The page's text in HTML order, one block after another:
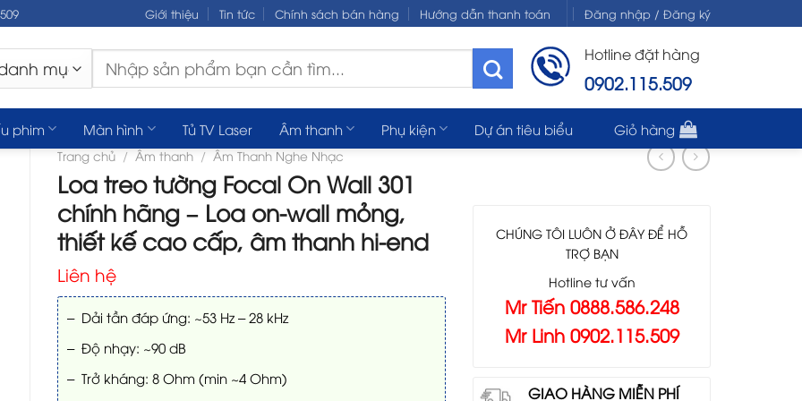
Giới thiệu Tin tức Chính sách bán hàng Hướng dẫn thanh toán Đăng nhập / Đăng ký
Tìm
kiếm:
Hotline đặt hàng
0902.115.509
phim Màn hình Tủ TV Laser Âm thanh Phụ kiện Dự án tiêu biểu Giỏ hàng
Trang chủ / Âm thanh / Âm Thanh Nghe Nhạc
Loa treo tường Focal On Wall 301
chính hãng – Loa on-wall mỏng,
thiết kế cao cấp, âm thanh hi-end
Liên hệ
– Dải tần đáp ứng: ~53 Hz – 28 kHz
– Độ nhạy: ~90 dB
– Trở kháng: 8 Ohm (min ~4 Ohm)
CHÚNG TÔI LUÔN Ở ĐÂY ĐỂ HỖ
TRỢ BẠN
Hotline tư vấn
Mr Tiến 0888.586.248
Mr Linh 0902.115.509
GIAO HÀNG MIỄN PHÍ